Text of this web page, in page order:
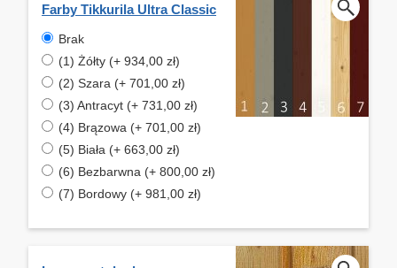
Farby Tikkurila Ultra Classic
Brak
(1) Żółty (+ 934,00 zł)
(2) Szara (+ 701,00 zł)
(3) Antracyt (+ 731,00 zł)
(4) Brązowa (+ 701,00 zł)
(5) Biała (+ 663,00 zł)
(6) Bezbarwna (+ 800,00 zł)
(7) Bordowy (+ 981,00 zł)